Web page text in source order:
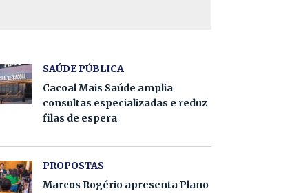
SAÚDE PÚBLICA
Cacoal Mais Saúde amplia
consultas especializadas e reduz
filas de espera
PROPOSTAS
Marcos Rogério apresenta Plano